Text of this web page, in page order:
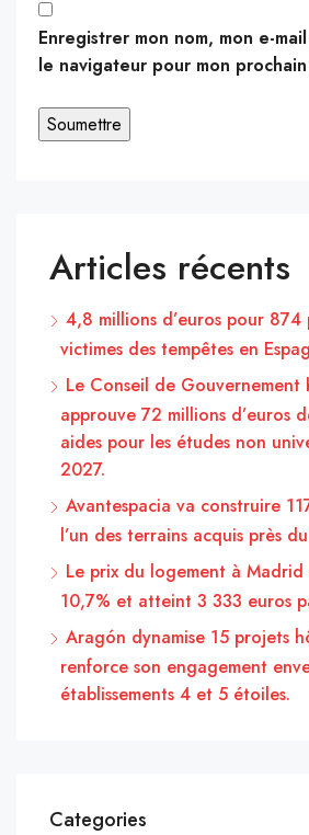
Enregistrer mon nom, mon e-
le navigateur pour mon
Articles récents
4,8 millions d’euros pour
victimes des tempêtes en
Le Conseil de Gouvernement
approuve 72 millions d’euros
aides pour les études non
2027.
Avantespacia va construire
l’un des terrains acquis près
Le prix du logement à
10,7% et atteint 3 333 euros
Aragón dynamise 15 projets
renforce son engagement
établissements 4 et 5 étoiles.
Categories